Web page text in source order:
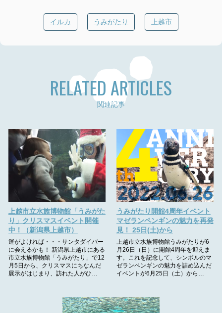
イルカ うみがたり 上越市
RELATED ARTICLES
関連記事
上越市立水族博物館「うみがた
り」クリスマスイベント開催
中！（新潟県上越市）
運がよければ・・・サンタダイバー
に会えるかも！ 新潟県上越市にある
市立水族博物館「うみがたり」で12
月5日から、クリスマスにちなんだ
展示がはじまり、訪れた人がひ…
うみがたり開館4周年イベント
マゼランペンギンの魅力を再発
見！ 25日(土)から
上越市立水族博物館うみがたりが6
月26日（日）に開館4周年を迎えま
す。これを記念して、シンボルのマ
ゼランペンギンの魅力を詰め込んだ
イベントが6月25日（土）から…